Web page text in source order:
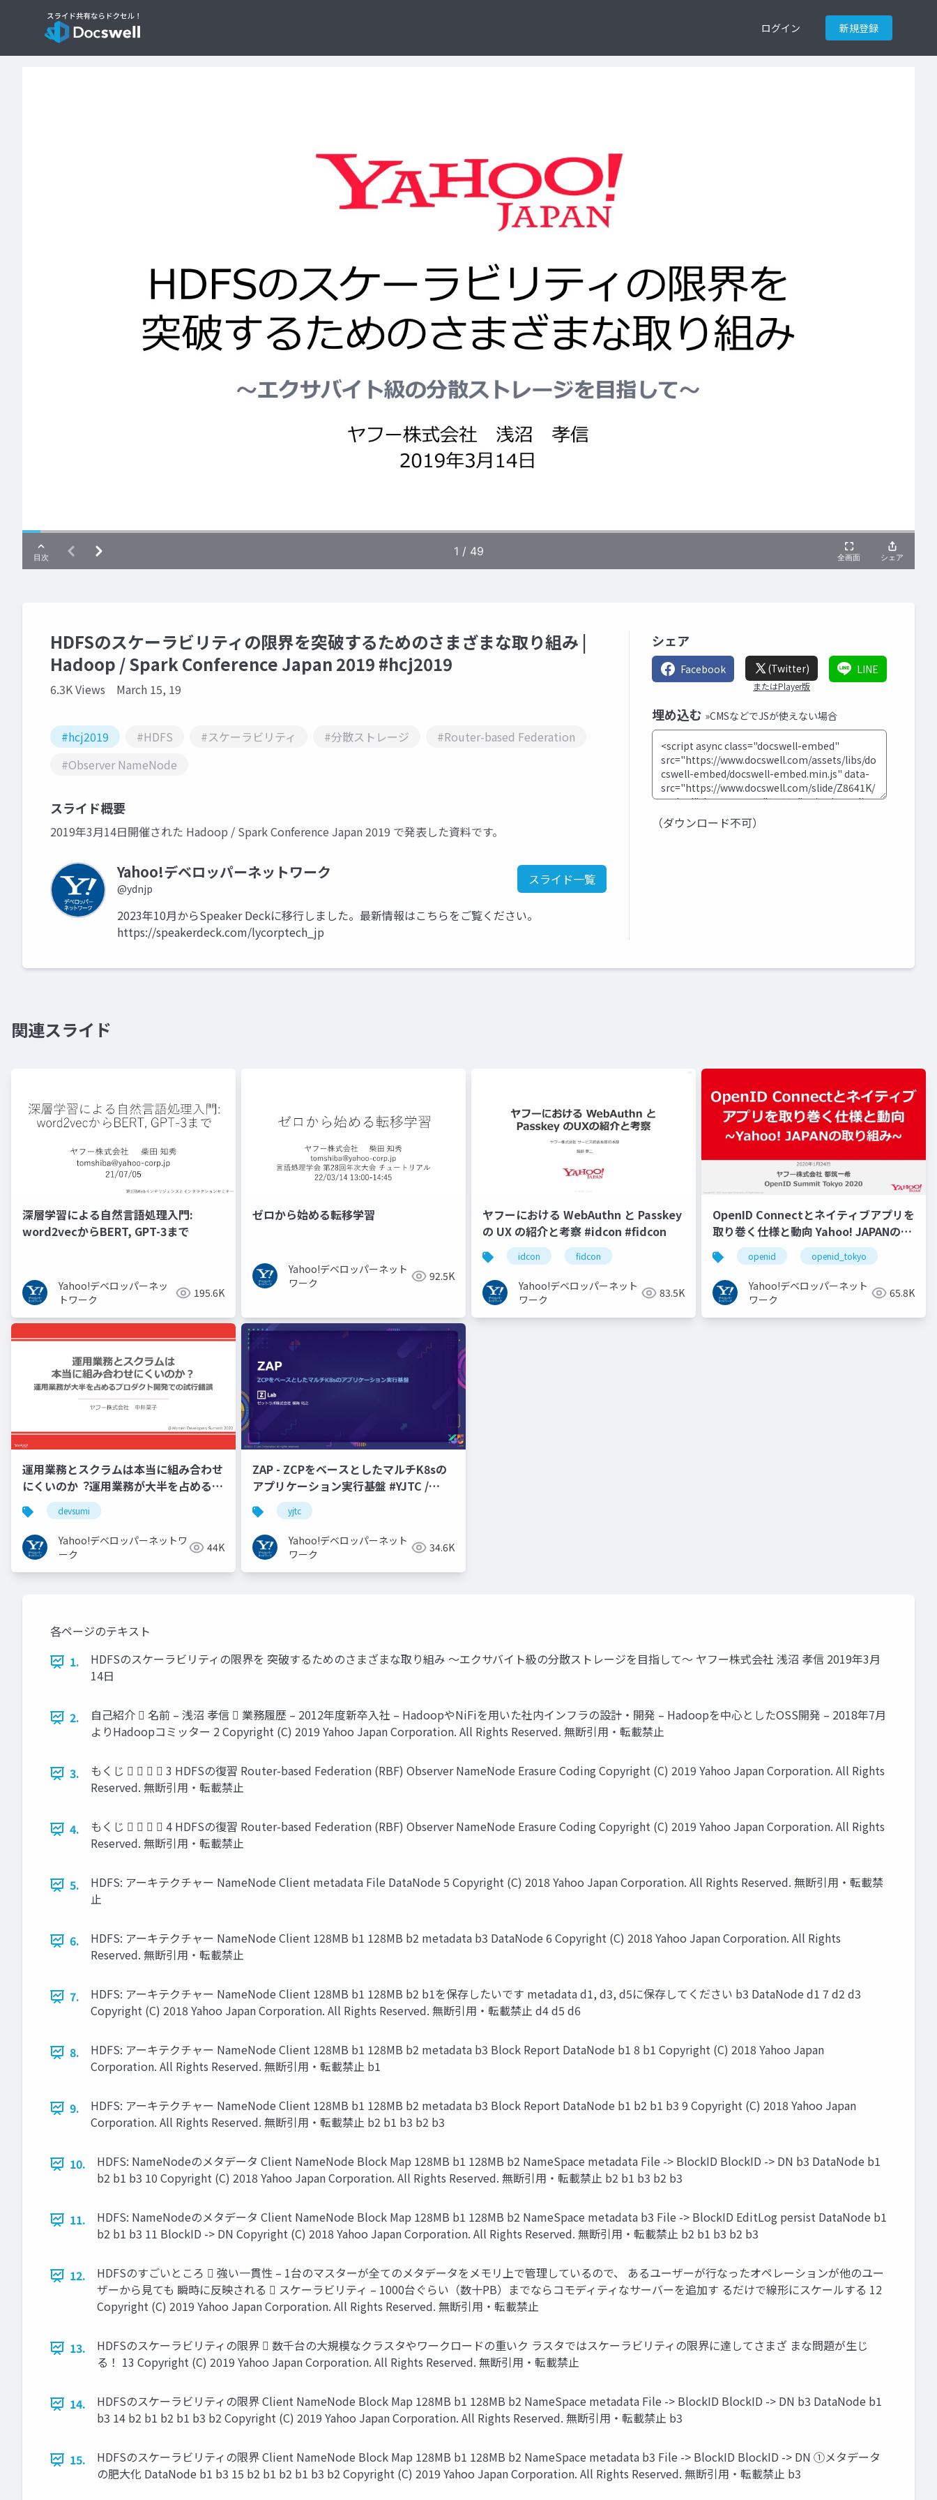
ログイン 新規登録
HDFSのスケーラビリティの限界を突破するためのさまざまな取り組み |
Hadoop / Spark Conference Japan 2019 #hcj2019
6.3K Views March 15, 19
#hcj2019 #HDFS #スケーラビリティ #分散ストレージ
#Router-based Federation
#Observer NameNode
スライド概要
2019年3月14日開催された Hadoop / Spark Conference Japan 2019 で発表した資料です。
Yahoo!デベロッパーネットワーク
@ydnjp
スライド一覧
2023年10月からSpeaker Deckに移行しました。最新情報はこちらをご覧ください。
https://speakerdeck.com/lycorptech_jp
シェア
Facebook (Twitter)
またはPlayer版
LINE
埋め込む »CMSなどでJSが使えない場合
（ダウンロード不可）
関連スライド
深層学習による自然言語処理入門:
word2vecからBERT, GPT-3まで
Yahoo!デベロッパーネッ
トワーク
195.6K
ゼロから始める転移学習
Yahoo!デベロッパーネット
ワーク
92.5K
ヤフーにおける WebAuthn と Passkey
の UX の紹介と考察 #idcon #fidcon
idcon fidcon
Yahoo!デベロッパーネット
ワーク
83.5K
OpenID Connectとネイティブアプリを
取り巻く仕様と動向 Yahoo! JAPANの取
り組み #openid #openid_tokyo
openid openid_tokyo
Yahoo!デベロッパーネット
ワーク
65.8K
運用業務とスクラムは本当に組み合わせ
にくいのか︖運用業務が大半を占めるプ
ロダクト開発での試行錯誤
devsumi
Yahoo!デベロッパーネットワ
ーク
44K
ZAP - ZCPをベースとしたマルチK8sの
アプリケーション実行基盤 #YJTC /
YJTC21 B-3
yjtc
Yahoo!デベロッパーネット
ワーク
34.6K
各ページのテキスト
1.
HDFSのスケーラビリティの限界を 突破するためのさまざまな取り組み 〜エクサバイト級の分散ストレージを目指して〜 ヤフー株式会社 浅沼 孝信 2019年3月
14日
2.
自己紹介  名前 – 浅沼 孝信  業務履歴 – 2012年度新卒入社 – HadoopやNiFiを用いた社内インフラの設計・開発 – Hadoopを中心としたOSS開発 – 2018年7月
よりHadoopコミッター 2 Copyright (C) 2019 Yahoo Japan Corporation. All Rights Reserved. 無断引用・転載禁止
3.
もくじ     3 HDFSの復習 Router-based Federation (RBF) Observer NameNode Erasure Coding Copyright (C) 2019 Yahoo Japan Corporation. All Rights
Reserved. 無断引用・転載禁止
4.
もくじ     4 HDFSの復習 Router-based Federation (RBF) Observer NameNode Erasure Coding Copyright (C) 2019 Yahoo Japan Corporation. All Rights
Reserved. 無断引用・転載禁止
5.
HDFS: アーキテクチャー NameNode Client metadata File DataNode 5 Copyright (C) 2018 Yahoo Japan Corporation. All Rights Reserved. 無断引用・転載禁
止
6.
HDFS: アーキテクチャー NameNode Client 128MB b1 128MB b2 metadata b3 DataNode 6 Copyright (C) 2018 Yahoo Japan Corporation. All Rights
Reserved. 無断引用・転載禁止
7.
HDFS: アーキテクチャー NameNode Client 128MB b1 128MB b2 b1を保存したいです metadata d1, d3, d5に保存してください b3 DataNode d1 7 d2 d3
Copyright (C) 2018 Yahoo Japan Corporation. All Rights Reserved. 無断引用・転載禁止 d4 d5 d6
8.
HDFS: アーキテクチャー NameNode Client 128MB b1 128MB b2 metadata b3 Block Report DataNode b1 8 b1 Copyright (C) 2018 Yahoo Japan
Corporation. All Rights Reserved. 無断引用・転載禁止 b1
9.
HDFS: アーキテクチャー NameNode Client 128MB b1 128MB b2 metadata b3 Block Report DataNode b1 b2 b1 b3 9 Copyright (C) 2018 Yahoo Japan
Corporation. All Rights Reserved. 無断引用・転載禁止 b2 b1 b3 b2 b3
10.
HDFS: NameNodeのメタデータ Client NameNode Block Map 128MB b1 128MB b2 NameSpace metadata File -> BlockID BlockID -> DN b3 DataNode b1
b2 b1 b3 10 Copyright (C) 2018 Yahoo Japan Corporation. All Rights Reserved. 無断引用・転載禁止 b2 b1 b3 b2 b3
11.
HDFS: NameNodeのメタデータ Client NameNode Block Map 128MB b1 128MB b2 NameSpace metadata b3 File -> BlockID EditLog persist DataNode b1
b2 b1 b3 11 BlockID -> DN Copyright (C) 2018 Yahoo Japan Corporation. All Rights Reserved. 無断引用・転載禁止 b2 b1 b3 b2 b3
12.
HDFSのすごいところ  強い一貫性 – 1台のマスターが全てのメタデータをメモリ上で管理しているので、 あるユーザーが行なったオペレーションが他のユー
ザーから見ても 瞬時に反映される  スケーラビリティ – 1000台ぐらい（数十PB）までならコモディティなサーバーを追加す るだけで線形にスケールする 12
Copyright (C) 2019 Yahoo Japan Corporation. All Rights Reserved. 無断引用・転載禁止
13.
HDFSのスケーラビリティの限界  数千台の大規模なクラスタやワークロードの重いク ラスタではスケーラビリティの限界に達してさまざ まな問題が生じ
る！ 13 Copyright (C) 2019 Yahoo Japan Corporation. All Rights Reserved. 無断引用・転載禁止
14.
HDFSのスケーラビリティの限界 Client NameNode Block Map 128MB b1 128MB b2 NameSpace metadata File -> BlockID BlockID -> DN b3 DataNode b1
b3 14 b2 b1 b2 b1 b3 b2 Copyright (C) 2019 Yahoo Japan Corporation. All Rights Reserved. 無断引用・転載禁止 b3
15.
HDFSのスケーラビリティの限界 Client NameNode Block Map 128MB b1 128MB b2 NameSpace metadata b3 File -> BlockID BlockID -> DN ①メタデータ
の肥大化 DataNode b1 b3 15 b2 b1 b2 b1 b3 b2 Copyright (C) 2019 Yahoo Japan Corporation. All Rights Reserved. 無断引用・転載禁止 b3